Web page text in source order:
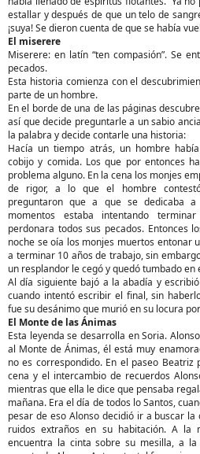
estallar y después de que un telo de
¡suya! Se dieron cuenta de que se había
El miserere
Miserere: en latín “ten compasión”. Se
pecados.
Esta historia comienza con el
parte de un hombre.
En el borde de una de las páginas
así que decide preguntarle a un sabio
la palabra y decide contarle una historia:
Hacía un tiempo atrás, un hombre
cobijo y comida. Los que por entonces
problema alguno. En la cena los monjes
de rigor, a lo que el hombre
preguntaron que a que se dedicaba
momentos estaba intentando
perdonara todos sus pecados. Entonces
noche se oía los monjes muertos entonar
a terminar 10 años de trabajo, sin
un resplandor le cegó y quedó tumbado en
Al día siguiente bajó a la abadía y
cuando intentó escribir el final, sin
fue su desánimo que murió en su locura
El Monte de las Ánimas
Esta leyenda se desarrolla en Soria.
al Monte de Ánimas, él está muy
no es correspondido. En el paseo
cena y el intercambio de recuerdos
mientras que ella le dice que pensaba
mañana. Era el día de todos lo Santos,
pesar de eso Alonso decidió ir a buscar la
ruidos extraños en su habitación. A la
encuentra la cinta sobre su mesilla, a